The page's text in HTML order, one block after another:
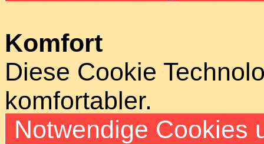
Komfort
Diese Cookie
komfortabler.
Notwendige Cookies